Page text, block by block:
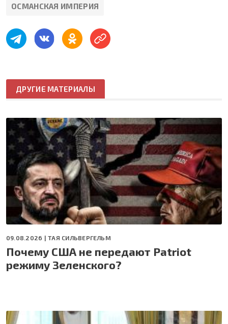
ОСМАНСКАЯ ИМПЕРИЯ
ДРУГИЕ МАТЕРИАЛЫ
09.08.2026 |ТАЯ СИЛЬВЕРГЕЛЬМ
Почему США не передают Patriot
режиму Зеленского?